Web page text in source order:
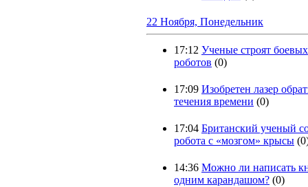
22 Ноября, Понедельник
17:12 Ученые строят боевых
роботов (0)
17:09 Изобретен лазер
течения времени (0)
17:04 Британский ученый
робота с «мозгом» крысы
14:36 Можно ли написать
одним карандашом? (0)